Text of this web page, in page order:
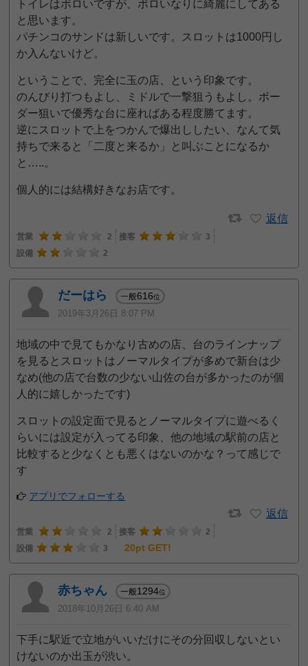
トイレはボロいですが、ボロいなりに綺麗にしてある
と思います。
パチンコのサンドは新しいです。スロットは1000円し
か入んないけど。
ということで、完全に玉の店、という印象です。
のんびり打つもよし、ミドルで一撃狙うもよし。ボー
ダー狙いで優秀な台に座ればある程度勝てます。
逆にスロットで上をつかんで爆出ししたい、なんて気
持ちで来ると「二度と来るか」と叫ぶことになるか
と…..。
個人的には結構好きなお店です。
返信
営業 2 接客
3
設備
2
だーはら 一般616位
2019年3月26日 8:07 PM
地域の中で見てもかなり古めの店、台のラインナップ
を見るとスロットはノーマルタイプが多めで新台は少
なめ(他の店で台数の少ない山佐の台が多かったのが個
人的に嬉しかったです)
スロットの設定面で見るとノーマルタイプに遊べるく
らいには設定が入ってる印象、他の地域の駅前の店と
比較すると少なくとも悪くはないのかな？って感じで
す
アプリでフォローする
返信
営業 2 接客
2
設備
3 20pt GET!
赤ちゃん 一般1294位
2018年10月26日 6:40 AM
下手に駅近で立地がいいだけにその分回収しないとい
けないのか出玉が渋い。